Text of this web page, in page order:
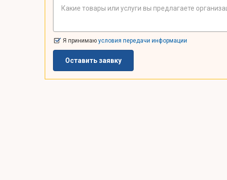
Я принимаю условия передачи информации
Оставить заявку